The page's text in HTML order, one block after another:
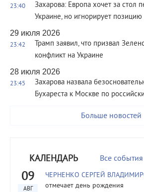
23:40
Захарова: Европа хочет за стол
Украине, но игнорирует позицию
29 июля 2026
23:42
Трамп заявил, что призвал
конфликт на Украине
28 июля 2026
23:45
Захарова назвала
Бухареста к Москве по
Больше новостей
КАЛЕНДАРЬ Все события
09
АВГ
ЧЕРНЕНКО СЕРГЕЙ
отмечает день рождения